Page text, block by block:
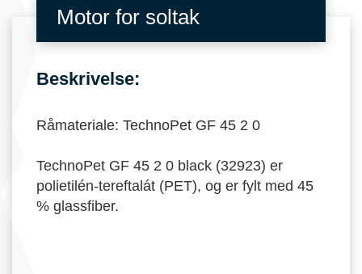
Motor for soltak
Beskrivelse:
Råmateriale: TechnoPet GF 45 2 0
TechnoPet GF 45 2 0 black (32923) er
polietilén-tereftalát (PET), og er fylt med 45
% glassfiber.